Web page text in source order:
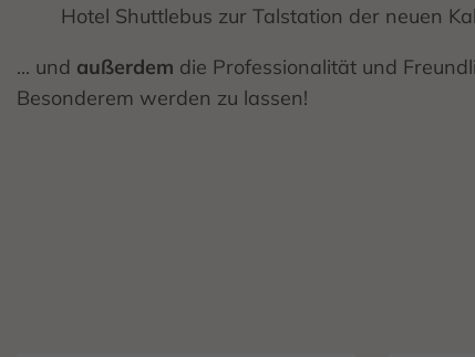
Hotel Shuttlebus zur Talstation der neuen
... und außerdem die Professionalität und
Besonderem werden zu lassen!